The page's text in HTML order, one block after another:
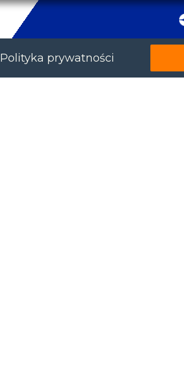
Polityka prywatności